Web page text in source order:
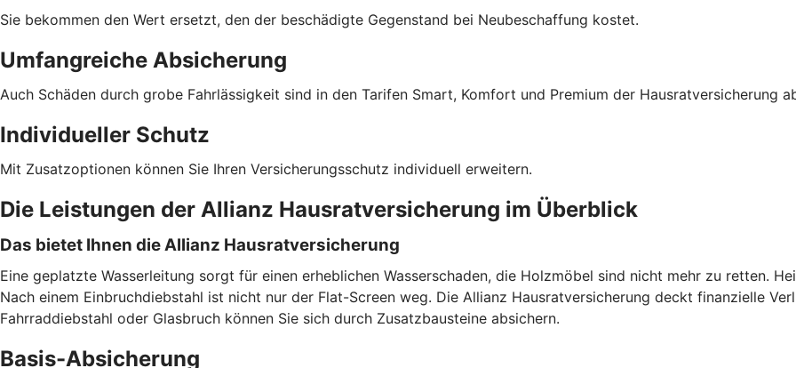
Sie bekommen den Wert ersetzt, den der beschädigte Gegenstand bei Neubeschaffung kostet.
Umfangreiche Absicherung
Auch Schäden durch grobe Fahrlässigkeit sind in den Tarifen Smart, Komfort und Premium der Hausratversicherung
Individueller Schutz
Mit Zusatzoptionen können Sie Ihren Versicherungsschutz individuell erweitern.
Die Leistungen der Allianz Hausratversicherung im Überblick
Das bietet Ihnen die Allianz Hausratversicherung
Eine geplatzte Wasserleitung sorgt für einen erheblichen Wasserschaden, die Holzmöbel sind nicht mehr zu retten.
Nach einem Einbruchdiebstahl ist nicht nur der Flat-Screen weg. Die Allianz Hausratversicherung deckt finanzielle
Fahrraddiebstahl oder Glasbruch können Sie sich durch Zusatzbausteine absichern.
Basis-Absicherung